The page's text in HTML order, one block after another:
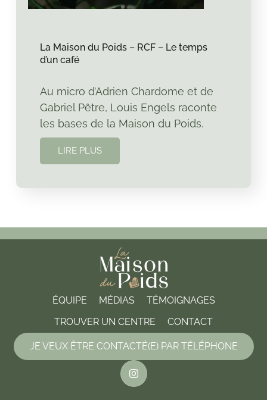
La Maison du Poids – RCF – Le temps
d’un café
Au micro d’Adrien Chardome et de
Gabriel Pêtre, Louis Engels raconte
les bases de la Maison du Poids.
LIRE PLUS
ÉQUIPE MÉDIAS
TÉMOIGNAGES
TROUVER UN CENTRE
CONTACT
JE VEUX ÊTRE CONTACTÉ(E) PAR TÉLÉPHONE